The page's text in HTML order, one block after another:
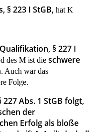
§ 223 I StGB, hat K
§ 227 I
des M ist die schwere
. Auch war das
Folge.
Abs. 1 StGB folgt,
der
Erfolg als bloße